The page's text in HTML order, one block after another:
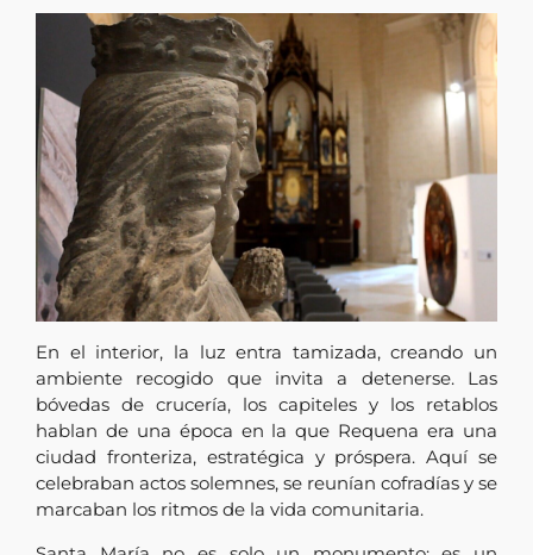
En el interior, la luz entra tamizada, creando un
ambiente recogido que invita a detenerse. Las
bóvedas de crucería, los capiteles y los retablos
hablan de una época en la que Requena era una
ciudad fronteriza, estratégica y próspera. Aquí se
celebraban actos solemnes, se reunían cofradías y se
marcaban los ritmos de la vida comunitaria.